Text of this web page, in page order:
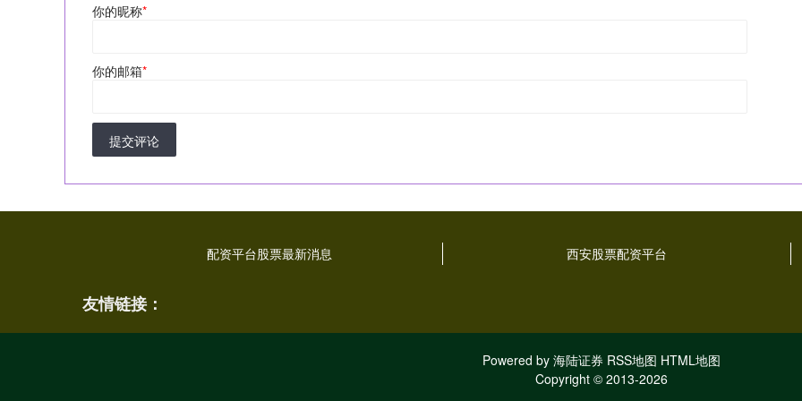
你的昵称*
你的邮箱*
提交评论
配资平台股票最新消息 西安股票配资平台
友情链接：
Powered by 海陆证券 RSS地图 HTML地图
Copyright © 2013-2026